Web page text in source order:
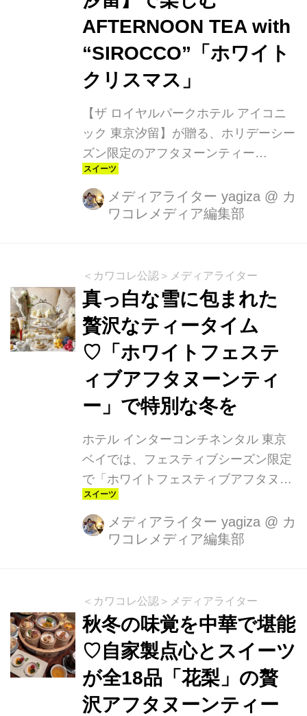
AFTERNOON TEA with
“SIROCCO”「ホワイト
クリスマス」
【ザ ロイヤルパークホテル アイコニ
ック 東京汐留】が贈る、ホリデーシー
ズン限定のアフタヌーンティー
「AFTERNOON TEA with
“SIROCCO”『ホワイトクリスマス』」
が11月1日より登場！ふわふわの雪を
せんか？
メディアライター yagiza @ カ
ワコレメディア編集部
＜カワコレ公認＞メディアライター
真っ白な雪に包まれた
贅沢なティータイム
♡「ホワイトフェステ
ィブアフタヌーンティ
ー」で特別な冬を
ホテル インターコンチネンタル 東京
ベイでは、フェスティブシーズン限定
で「ホワイトフェスティブアフタヌー
ンティー」を開催しています。一面に
降り積もる雪をテーマに、白を基調と
した華やかなスイーツやセイボリーが
メディアライター yagiza @ カ
ワコレメディア編集部
＜カワコレ公認＞メディアライター
秋冬の味覚を中華で堪能
♡自家製点心とスイーツ
が全18品「花梨」の贅
沢アフタヌーンティー